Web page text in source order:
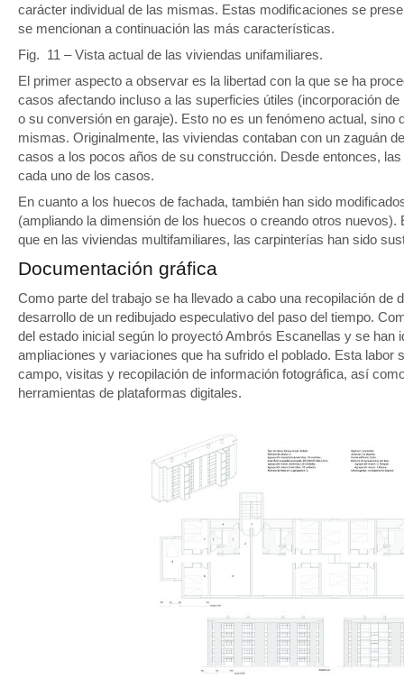
carácter individual de las mismas. Estas modificaciones se
se mencionan a continuación las más características.
Fig. 11 – Vista actual de las viviendas unifamiliares.
El primer aspecto a observar es la libertad con la que se ha
casos afectando incluso a las superficies útiles (incorporación
o su conversión en garaje). Esto no es un fenómeno actual, sino
mismas. Originalmente, las viviendas contaban con un zaguán
casos a los pocos años de su construcción. Desde entonces,
cada uno de los casos.
En cuanto a los huecos de fachada, también han sido
(ampliando la dimensión de los huecos o creando otros
que en las viviendas multifamiliares, las carpinterías han sido
Documentación gráfica
Como parte del trabajo se ha llevado a cabo una recopilación de
desarrollo de un redibujado especulativo del paso del tiempo.
del estado inicial según lo proyectó Ambrós Escanellas y se han
ampliaciones y variaciones que ha sufrido el poblado. Esta labor
campo, visitas y recopilación de información fotográfica, así
herramientas de plataformas digitales.